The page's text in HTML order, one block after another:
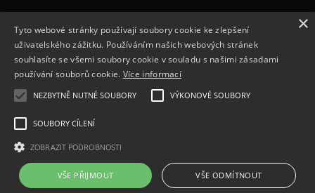
RYCHLÝ KONTAKT
+420 608 138 367
info@bomba-cig.sk
×
Tyto webové stránky používají soubory cookie ke zlepšení
uživatelského zážitku. Používáním našich webových stránek
souhlasíte se všemi soubory cookie v souladu s našimi zásadami
používání souborů cookie. Více informací
NEZBYTNĚ NUTNÉ SOUBORY VÝKONOVÉ SOUBORY
SOUBORY CÍLENÍ
ZOBRAZIT PODROBNOSTI
VŠE PŘIJMOUT VŠE ODMÍTNOUT